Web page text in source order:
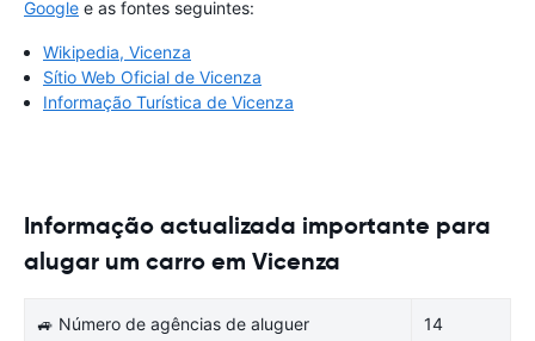
Google e as fontes seguintes:
Wikipedia, Vicenza
Sítio Web Oficial de Vicenza
Informação Turística de Vicenza
Informação actualizada importante para
alugar um carro em Vicenza
🚙 Número de agências de aluguer 14